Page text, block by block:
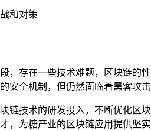
和对策
，存在一些技术难题，区块链的
安全机制，但仍然面临着黑客攻击
链技术的研发投入，不断优化区
，为糖产业的区块链应用提供坚实